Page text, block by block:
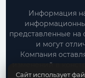
Информация
представленные на
и могут
Компания
изменений в
товара без
Сайт использует